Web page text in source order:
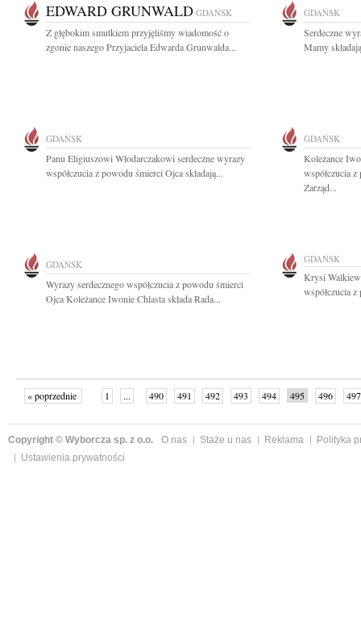
EDWARD GRUNWALD GDAŃSK
Z głębokim smutkiem przyjęliśmy wiadomość o
zgonie naszego Przyjaciela Edwarda Grunwalda...
GDAŃSK
Serdeczne
Mamy
GDAŃSK
Panu Eligiuszowi Włodarczakowi serdeczne wyrazy
współczucia z powodu śmierci Ojca składają...
GDAŃSK
Koleżance
współczucia
Zarząd...
GDAŃSK
Wyrazy serdecznego współczucia z powodu śmierci
Ojca Koleżance Iwonie Chlasta składa Rada...
GDAŃSK
Krysi
współczucia
« poprzednie 1 ... 490 491 492 493 494 495 496
497
Copyright © Wyborcza sp. z o.o. O nas Staże u nas Reklama
Polityka
Ustawienia prywatności